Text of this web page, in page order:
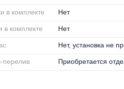
в комплекте Нет
в комплекте Нет
Нет, установка не
перелив Приобретается